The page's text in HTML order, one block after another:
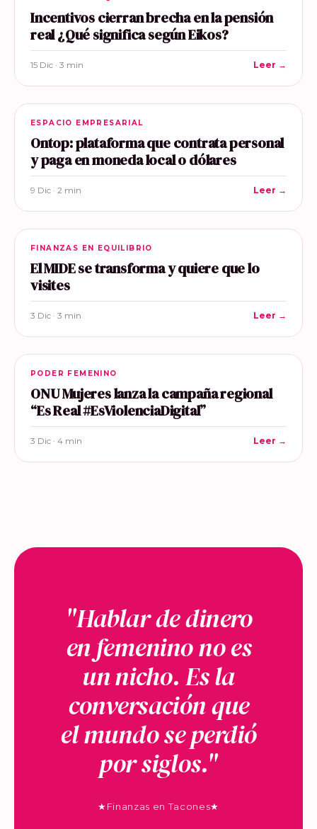
Incentivos cierran brecha en la pensión
real ¿Qué significa según Eikos?
15 Dic · 3 min Leer →
ESPACIO EMPRESARIAL
Ontop: plataforma que contrata personal
y paga en moneda local o dólares
9 Dic · 2 min Leer →
FINANZAS EN EQUILIBRIO
El MIDE se transforma y quiere que lo
visites
3 Dic · 3 min Leer →
PODER FEMENINO
ONU Mujeres lanza la campaña regional
“Es Real #EsViolenciaDigital”
3 Dic · 4 min Leer →
"Hablar de dinero
en femenino no es
un nicho. Es la
conversación que
el mundo se perdió
por siglos."
★Finanzas en Tacones★